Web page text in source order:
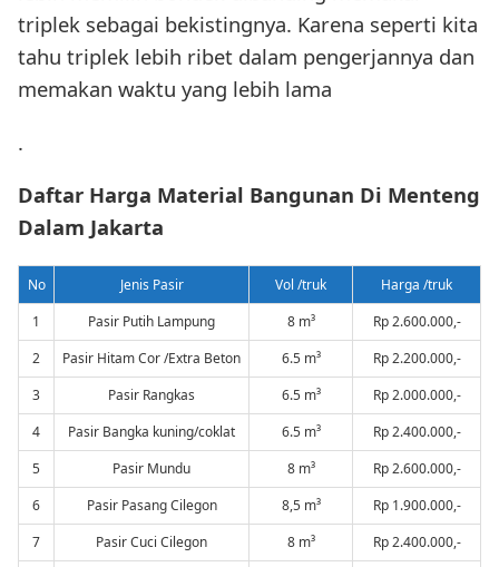
triplek sebagai bekistingnya. Karena seperti kita
tahu triplek lebih ribet dalam pengerjannya dan
memakan waktu yang lebih lama
.
Daftar Harga Material Bangunan Di Menteng
Dalam Jakarta
No Jenis Pasir Vol /truk
Harga /truk
1
Pasir Putih Lampung 8 m³
Rp 2.600.000,-
2
Pasir Hitam Cor /Extra Beton 6.5 m³
Rp 2.200.000,-
3
Pasir Rangkas 6.5 m³
Rp 2.000.000,-
4
Pasir Bangka kuning/coklat 6.5 m³
Rp 2.400.000,-
5
Pasir Mundu 8 m³
Rp 2.600.000,-
6
Pasir Pasang Cilegon 8,5 m³
Rp 1.900.000,-
7
Pasir Cuci Cilegon 8 m³
Rp 2.400.000,-